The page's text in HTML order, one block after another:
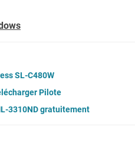
SL-C480W
Pilote
3310ND gratuitement